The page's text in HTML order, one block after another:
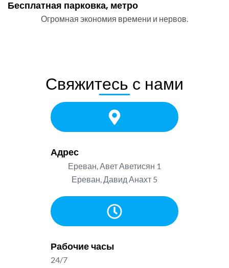
Бесплатная парковка, метро
Огромная экономия времени и нервов.
Свяжитесь с нами
Адрес
Ереван, Авет Аветисян 1
Ереван, Давид Анахт 5
Рабочие часы
24/7